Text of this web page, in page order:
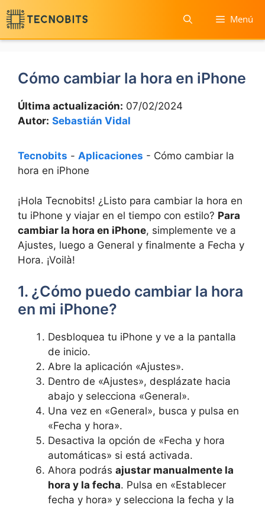
Saltar
al
contenido
Menú
Cómo cambiar la hora en iPhone
Última actualización: 07/02/2024
Autor: Sebastián Vidal
Tecnobits - Aplicaciones - Cómo cambiar la
hora en iPhone
¡Hola Tecnobits! ¿Listo para cambiar la hora en
tu iPhone y viajar⁣ en el tiempo con estilo? Para⁢
cambiar la hora en iPhone, simplemente ve a
Ajustes, luego a General y finalmente a Fecha y
Hora. ¡Voilà!
1. ¿Cómo puedo cambiar la⁤ hora⁣
en mi iPhone?
Desbloquea tu iPhone ⁣y ve a la pantalla
de inicio.
Abre la aplicación «Ajustes».
Dentro​ de‍ «Ajustes», desplázate hacia
abajo y selecciona​ «General».
Una ‍vez en «General», busca y pulsa ‍en
«Fecha ⁢y hora».
Desactiva la opción de «Fecha y hora​
automáticas» si ‍está activada.
Ahora podrás ajustar manualmente la
hora y la ⁤fecha. Pulsa ⁤en «Establecer
fecha‍ y hora» y selecciona la fecha y la